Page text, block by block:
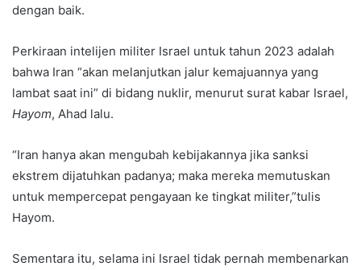
dengan baik.
Perkiraan intelijen militer Israel untuk tahun 2023 adalah
bahwa Iran “akan melanjutkan jalur kemajuannya yang
lambat saat ini” di bidang nuklir, menurut surat kabar Israel,
Hayom, Ahad lalu.
“Iran hanya akan mengubah kebijakannya jika sanksi
ekstrem dijatuhkan padanya; maka mereka memutuskan
untuk mempercepat pengayaan ke tingkat militer,”tulis
Hayom.
Sementara itu, selama ini Israel tidak pernah membenarkan